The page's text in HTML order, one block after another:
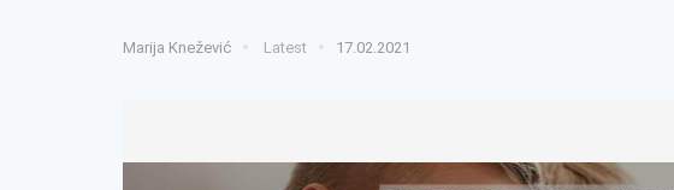
Marija Knežević Latest 17.02.2021